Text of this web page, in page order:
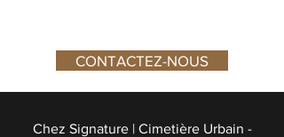
CONTACTEZ-NOUS
Chez Signature | Cimetière Urbain -